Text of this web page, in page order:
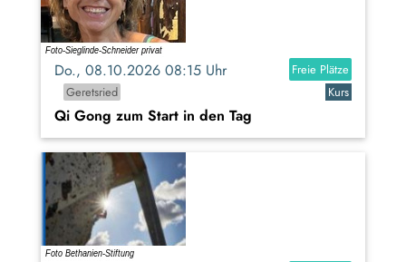
Do., 08.10.2026 08:15 Uhr
Freie Plätze
Geretsried
Kurs
Qi Gong zum Start in den Tag